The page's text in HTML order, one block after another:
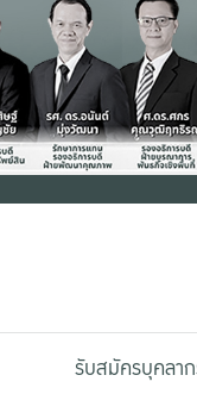
รับสมัครบุคลา